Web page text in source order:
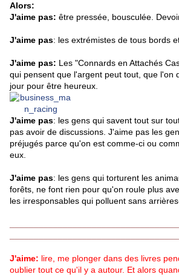
Alors:
J'aime pas: être pressée, bousculée.
J'aime pas: les extrémistes de tous bords
J'aime pas: Les "Connards en Attachés
qui pensent que l'argent peut tout, que l'on
jour pour être heureux.
J'aime pas: les gens qui savent tout sur
pas avoir de discussions. J'aime pas les
préjugés parce qu'on est comme-ci ou
eux.
J'aime pas: les gens qui torturent les
forêts, ne font rien pour qu'on roule plus
les irresponsables qui polluent sans
J'aime: lire, me plonger dans des livres
oublier tout ce qu'il y a autour. Et alors